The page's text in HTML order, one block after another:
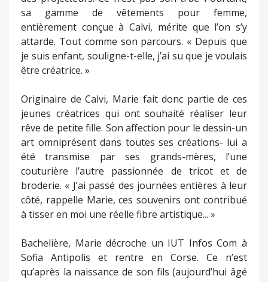
sa gamme de vêtements pour femme,
entièrement conçue à Calvi, mérite que l’on s’y
attarde. Tout comme son parcours. « Depuis que
je suis enfant, souligne-t-elle, j’ai su que je voulais
être créatrice. »
Originaire de Calvi, Marie fait donc partie de ces
jeunes créatrices qui ont souhaité réaliser leur
rêve de petite fille. Son affection pour le dessin-un
art omniprésent dans toutes ses créations- lui a
été transmise par ses grands-mères, l’une
couturière l’autre passionnée de tricot et de
broderie. « J’ai passé des journées entières à leur
côté, rappelle Marie, ces souvenirs ont contribué
à tisser en moi une réelle fibre artistique... »
Bachelière, Marie décroche un IUT Infos Com à
Sofia Antipolis et rentre en Corse. Ce n’est
qu’après la naissance de son fils (aujourd’hui âgé